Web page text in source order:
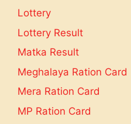
Lottery
Lottery Result
Matka Result
Meghalaya Ration Card
Mera Ration Card
MP Ration Card